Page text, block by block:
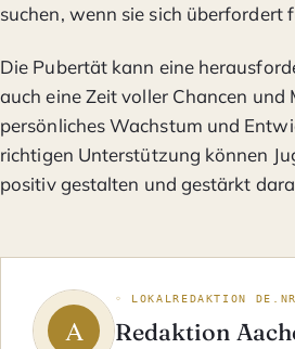
suchen, wenn sie sich überfordert
Die Pubertät kann eine
auch eine Zeit voller Chancen und
persönliches Wachstum und
richtigen Unterstützung können
positiv gestalten und gestärkt
◦ LOKALREDAKTION
Redaktion